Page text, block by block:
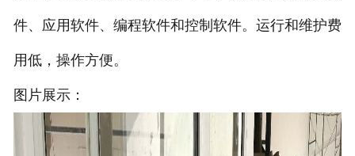
件、应用软件、编程软件和控制软件。运行和维护费
用低，操作方便。
图片展示：